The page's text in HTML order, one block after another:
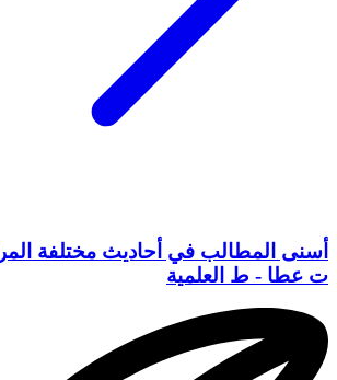
أسنى المطالب في أحاديث مختلفة
ت عطا - ط العلمية